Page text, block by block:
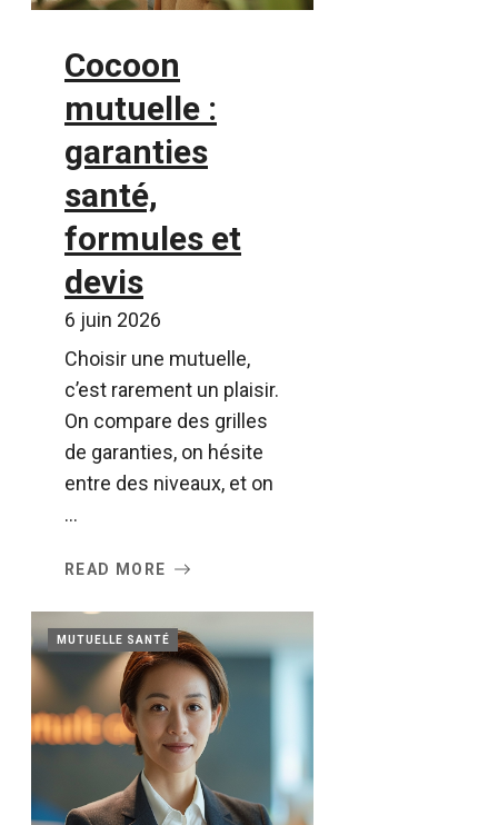
Cocoon
mutuelle :
garanties
santé,
formules et
devis
6 juin 2026
Choisir une mutuelle,
c’est rarement un plaisir.
On compare des grilles
de garanties, on hésite
entre des niveaux, et on
...
READ MORE
MUTUELLE SANTÉ